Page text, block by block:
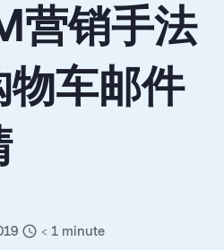
营销手法
车邮件
< 1 minute